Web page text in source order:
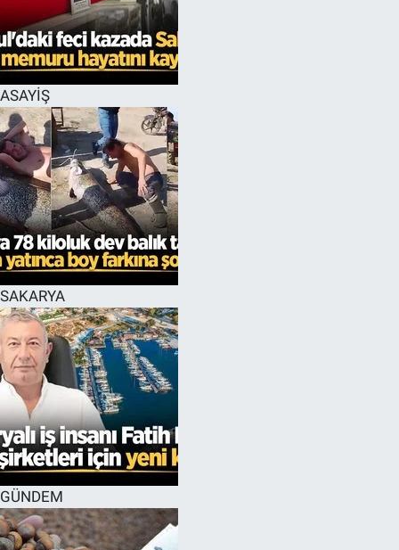
ASAYİŞ
SAKARYA
GÜNDEM
EĞİTİM
MAGAZİN
ÖZEL HABER
HALK54 PANORAMA